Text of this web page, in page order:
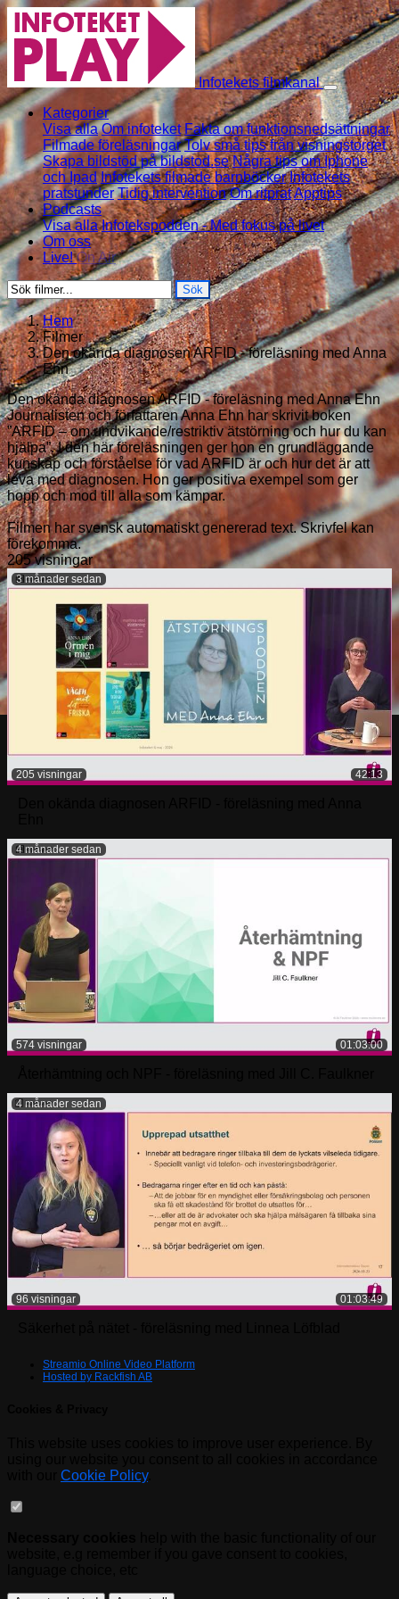
Skip to content
Infotekets filmkanal
Kategorier
Visa alla Om infoteket Fakta om funktionsnedsättningar
Filmade föreläsningar Tolv små tips från visningstorget
Skapa bildstöd på bildstod.se Några tips om Iphone
och Ipad Infotekets filmade barnböcker Infotekets
pratstunder Tidig intervention Om ritpratApptips
Podcasts
Visa alla Infotekspodden - Med fokus på livet
Om oss
Live!On Air
Sök
Hem
Filmer
Den okända diagnosen ARFID - föreläsning med Anna
Ehn
Den okända diagnosen ARFID - föreläsning med Anna Ehn
Journalisten och författaren Anna Ehn har skrivit boken
”ARFID – om undvikande/restriktiv ätstörning och hur du kan
hjälpa”. I den här föreläsningen ger hon en grundläggande
kunskap och förståelse för vad ARFID är och hur det är att
leva med diagnosen. Hon ger positiva exempel som ger
hopp och mod till alla som kämpar.
Filmen har svensk automatiskt genererad text. Skrivfel kan
förekomma.
205 visningar
42:13
205 visningar
3 månader sedan
01:03:00
574 visningar
4 månader sedan
01:03:49
96 visningar
4 månader sedan
Streamio Online Video Platform
Hosted by Rackfish AB
Cookie Policy.